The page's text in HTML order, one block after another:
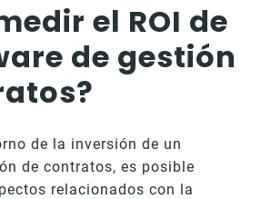
el ROI de
de gestión
de la inversión de un
de contratos, es posible
relacionados con la